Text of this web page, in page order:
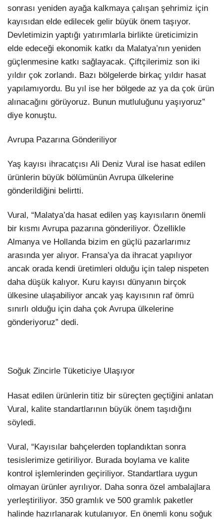
sonrası yeniden ayağa kalkmaya çalışan şehrimiz için
kayısıdan elde edilecek gelir büyük önem taşıyor.
Devletimizin yaptığı yatırımlarla birlikte üreticimizin
elde edeceği ekonomik katkı da Malatya’nın yeniden
güçlenmesine katkı sağlayacak. Çiftçilerimiz son iki
yıldır çok zorlandı. Bazı bölgelerde birkaç yıldır hasat
yapılamıyordu. Bu yıl ise her bölgede az ya da çok ürün
alınacağını görüyoruz. Bunun mutluluğunu yaşıyoruz”
diye konuştu.
Avrupa Pazarına Gönderiliyor
Yaş kayısı ihracatçısı Ali Deniz Vural ise hasat edilen
ürünlerin büyük bölümünün Avrupa ülkelerine
gönderildiğini belirtti.
Vural, “Malatya’da hasat edilen yaş kayısıların önemli
bir kısmı Avrupa pazarına gönderiliyor. Özellikle
Almanya ve Hollanda bizim en güçlü pazarlarımız
arasında yer alıyor. Fransa’ya da ihracat yapılıyor
ancak orada kendi üretimleri olduğu için talep nispeten
daha düşük kalıyor. Kuru kayısı dünyanın birçok
ülkesine ulaşabiliyor ancak yaş kayısının raf ömrü
sınırlı olduğu için daha çok Avrupa ülkelerine
gönderiyoruz” dedi.
Soğuk Zincirle Tüketiciye Ulaşıyor
Hasat edilen ürünlerin titiz bir süreçten geçtiğini anlatan
Vural, kalite standartlarının büyük önem taşıdığını
söyledi.
Vural, “Kayısılar bahçelerden toplandıktan sonra
tesislerimize getiriliyor. Burada boylama ve kalite
kontrol işlemlerinden geçiriliyor. Standartlara uygun
olmayan ürünler ayrılıyor. Daha sonra özel ambalajlara
yerleştiriliyor. 350 gramlık ve 500 gramlık paketler
halinde hazırlanarak kutulanıyor. En önemli konu soğuk